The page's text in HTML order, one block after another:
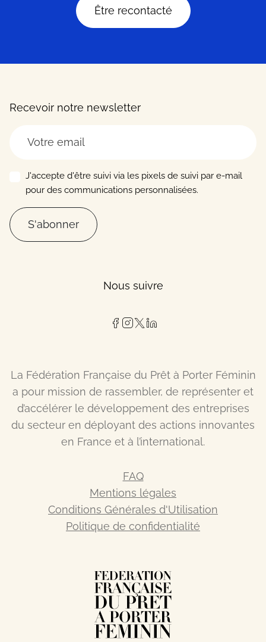
Être recontacté
Recevoir notre newsletter
J'accepte d'être suivi via les pixels de suivi par e-mail
pour des communications personnalisées.
S'abonner
Nous suivre
La Fédération Française du Prêt à Porter Féminin
a pour mission de rassembler, de représenter et
d’accélérer le développement des entreprises
du secteur en déployant des actions innovantes
en France et à l’international.
FAQ
Mentions légales
Conditions Générales d'Utilisation
Politique de confidentialité